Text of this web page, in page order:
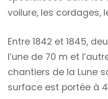
voilure, les cordages,
Entre 1842 et 1845,
l’une de 70 m et
chantiers de la Lune
surface est portée à 4